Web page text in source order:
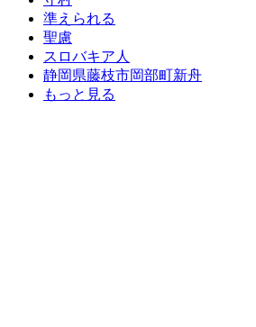
準えられる
聖慮
スロバキア人
静岡県藤枝市岡部町新舟
もっと見る